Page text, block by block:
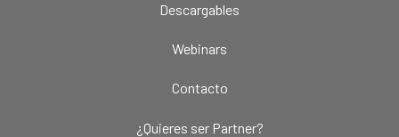
Descargables
Webinars
Contacto
¿Quieres ser Partner?